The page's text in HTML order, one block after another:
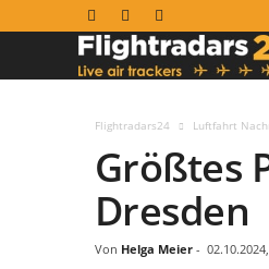
Flightradars24 Luftfahrt
Größtes
Dresden
Von Helga Meier -